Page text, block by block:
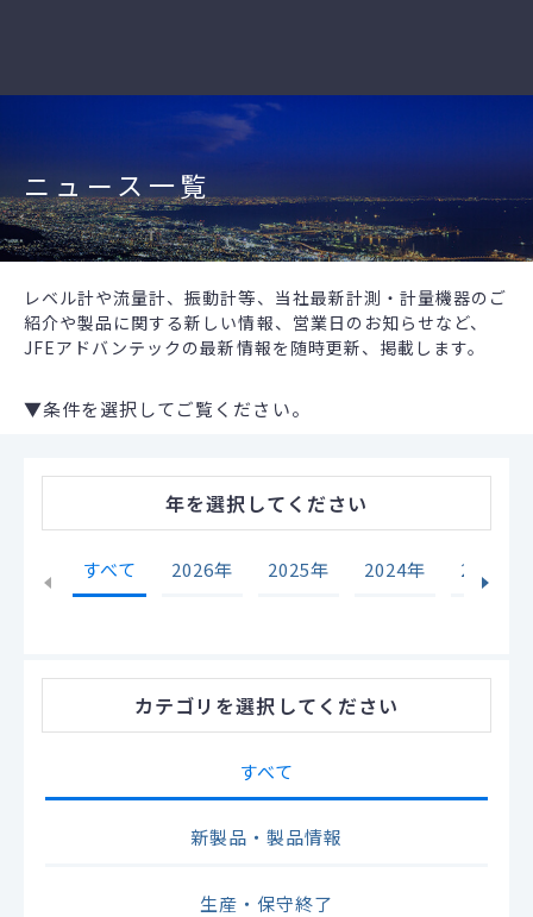
ニュース一覧
レベル計や流量計、振動計等、当社最新計測・計量機器のご
紹介や製品に関する新しい情報、営業日のお知らせなど、
JFEアドバンテックの最新情報を随時更新、掲載します。
▼条件を選択してご覧ください。
年を選択してください
すべて 2026年 2025年 2024年 2023年
カテゴリ を選択してください
すべて
新製品・製品情報
生産・保守終了